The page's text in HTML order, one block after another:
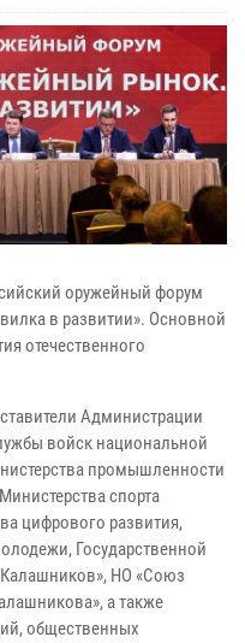
оружейный форум
в развитии». Основной
отечественного
Администрации
войск национальной
промышленности
спорта
цифрового развития,
Государственной
НО «Союз
а также
общественных